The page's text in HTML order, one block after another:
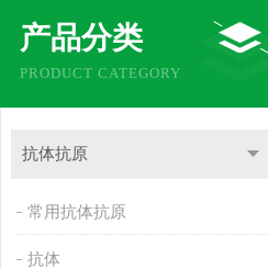
产品分类
PRODUCT CATEGORY
抗体抗原
常用抗体抗原
抗体